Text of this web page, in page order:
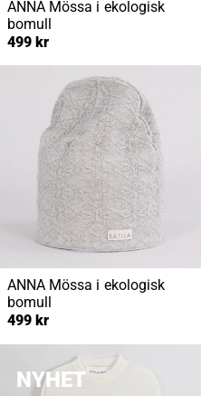
ANNA Mössa i ekologisk
bomull
499 kr
ANNA Mössa i ekologisk
bomull
499 kr
NYHET